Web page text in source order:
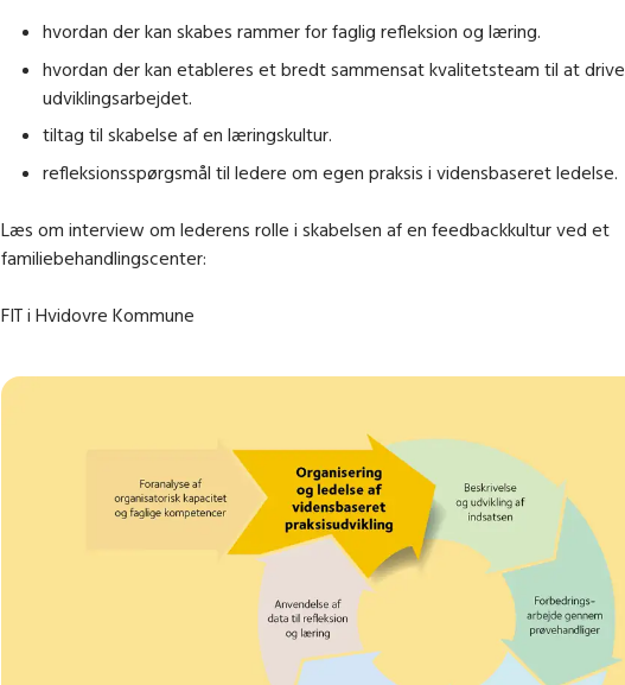
hvordan der kan skabes rammer for faglig refleksion og læring.
hvordan der kan etableres et bredt sammensat kvalitetsteam til at drive
udviklingsarbejdet.
tiltag til skabelse af en læringskultur.
refleksionsspørgsmål til ledere om egen praksis i vidensbaseret ledelse.
Læs om interview om lederens rolle i skabelsen af en feedbackkultur ved et
familiebehandlingscenter:
FIT i Hvidovre Kommune